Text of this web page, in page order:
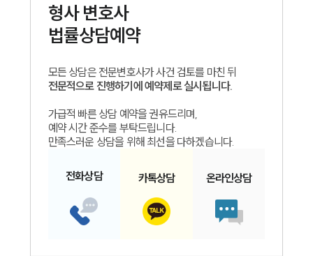
형사변호사
법률상담예약
모든 상담은 전문변호사가 사건 검토를 마친 뒤
전문적으로 진행하기에 예약제로 실시됩니다.
가급적 빠른 상담 예약을 권유드리며,
예약 시간 준수를 부탁드립니다.
만족스러운 상담을 위해 최선을 다하겠습니다.
전화상담 카톡상담 온라인상담